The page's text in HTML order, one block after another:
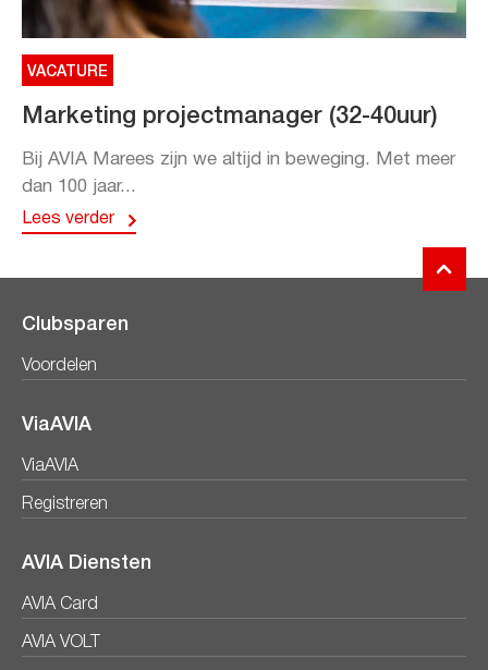
VACATURE
Marketing projectmanager (32-40uur)
Bij AVIA Marees zijn we altijd in beweging. Met meer
dan 100 jaar...
Lees verder
Clubsparen
Voordelen
ViaAVIA
ViaAVIA
Registreren
AVIA Diensten
AVIA Card
AVIA VOLT